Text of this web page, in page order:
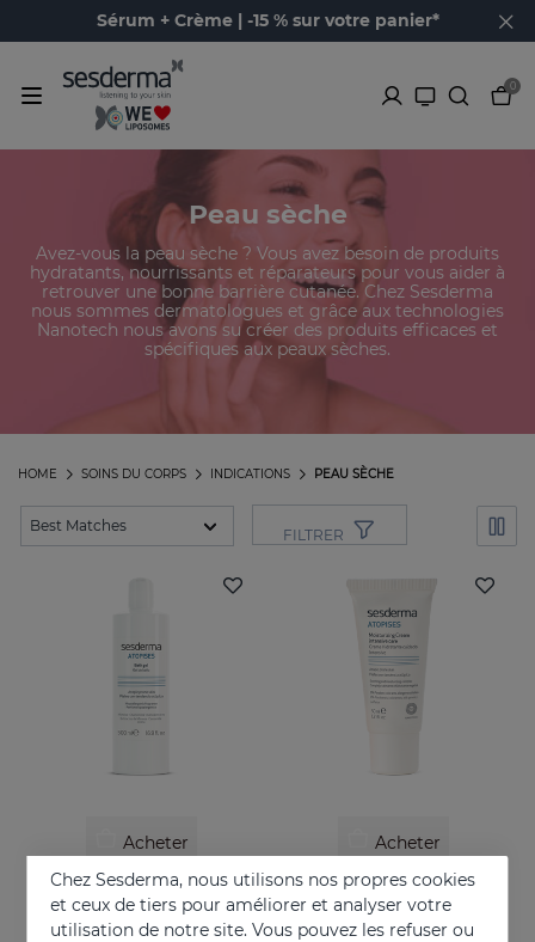
Sérum + Crème | -15 % sur votre panier*
0
Peau sèche
Avez-vous la peau sèche ? Vous avez besoin de produits
hydratants, nourrissants et réparateurs pour vous aider à
retrouver une bonne barrière cutanée. Chez Sesderma
nous sommes dermatologues et grâce aux technologies
Nanotech nous avons su créer des produits efficaces et
spécifiques aux peaux sèches.
PEAU SÈCHE
INDICATIONS
SOINS DU CORPS
HOME
FILTRER
Acheter
ATOPISES Gel De Bain
Pour les peaux à tendance topique
Acheter
Chez Sesderma, nous utilisons nos propres cookies
et ceux de tiers pour améliorer et analyser votre
utilisation de notre site. Vous pouvez les refuser ou